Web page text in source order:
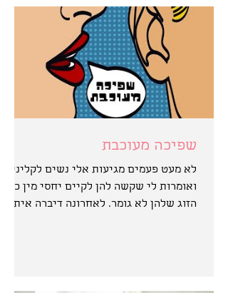
שפיכה מעוכבת
לא מעט פעמים מגיעות אלי נשים
ואומרות לי שקשה להן לקיים יחסי מין כי
הזוג שלהן לא גומר. לאחרונה דיברה איתי